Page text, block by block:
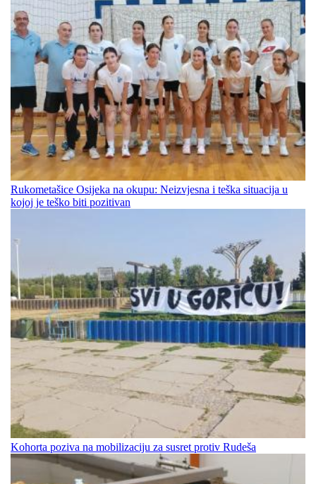
Rukometašice Osijeka na okupu: Neizvjesna i teška situacija u
kojoj je teško biti pozitivan
Kohorta poziva na mobilizaciju za susret protiv Rudeša